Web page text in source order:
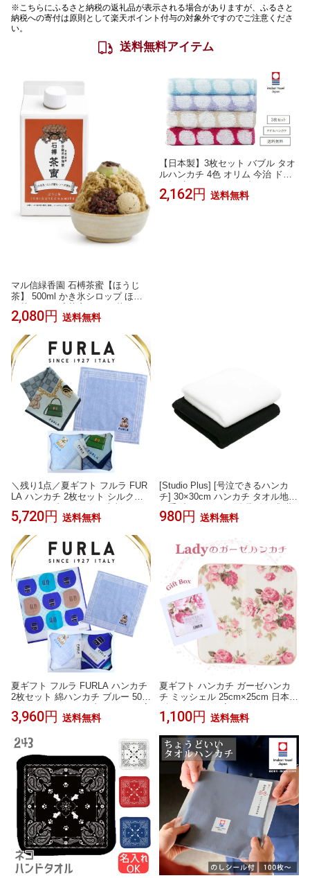
※こちらにふるさと納税の返礼品が表示される場合がありますが、ふるさと
納税への寄付は原則として楽天ポイント付与の対象外ですのでご注意くださ
い。
送料無料アイテム
マル信緑香園 石榑茶蜜【ほうじ
茶】 500ml かき氷シロップ ほう
じ茶シロップ 茶蜜 ほうじ茶ラテ
牛乳割り アイス・コーヒーゼリー
2,080円 送料無料
【日本製】3枚セット バブル タオ
ルハンカチ 4色 オリム 今治 ドッ
ト柄 水玉 ジャガード織り タオル
たおる ハンカチ はんかち コンパ
2,162円 送料無料
＼残り1点／夏ギフト フルラ FUR
LA ハンカチ 2枚セット シルク混
ハンカチ ブルー 58cm 大判 タオ
ルハンカチ ブルー 23cm 高級 海
ギフト プレゼント 女性 人気 おし
ゃれ フェミニン スタイリッシュ
ラッピング対応 誕生日 お礼 お返
し お祝い
5,720円 送料無料
[Studio Plus] [号泣できるハンカ
チ] 30×30cm ハンカチ タオル地
厚手 泣くシーンで活躍 結婚式 葬
式 冠婚葬祭 入園式 卒園式 入学式
980円 送料無料
夏ギフト フルラ FURLA ハンカチ
2枚セット 綿ハンカチ ブルー 50c
m タオルハンカチ ブルー 23cm 高
級 海外 イタリア レディース ブラ
おしゃれ かわいい フェミニン ス
タイリッシュ ラッピング対応 誕
生日 お礼 お返し お祝い
3,960円 送料無料
夏ギフト ハンカチ ガーゼハンカ
チ ミッシェル 25cm×25cm 日本製
ギフトボックス入り レディース
ギフト プレゼント 女性 赤ちゃん
お返し お祝い ノベルティ 贈答品
敬老の日 タオルギフト
1,100円 送料無料